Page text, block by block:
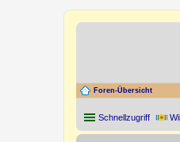
Foren-Übersicht
Schnellzugriff